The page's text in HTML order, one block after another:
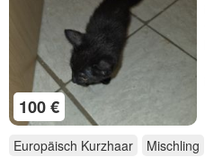
100 €
Europäisch Kurzhaar Mischling